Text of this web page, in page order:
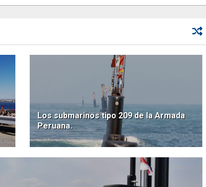
Los submarinos tipo 209 de la Armada
Peruana.